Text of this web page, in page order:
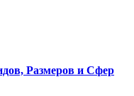
Размеров и Сфер